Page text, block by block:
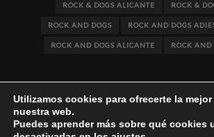
ROCK & DOGS ALICANTE ROCK &
ROCK AND DOGS ROCK AND DOGS
ROCK AND DOGS ALICANTE ROCK AND
Utilizamos cookies para ofrecerte la
nuestra web.
Puedes aprender más sobre qué cookies